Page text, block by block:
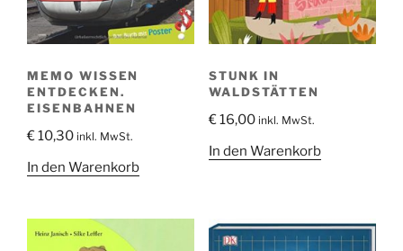
MEMO WISSEN
ENTDECKEN.
EISENBAHNEN
€10,30 inkl. MwSt.
In den Warenkorb
STUNK IN
WALDSTÄTTEN
€16,00 inkl. MwSt.
In den Warenkorb